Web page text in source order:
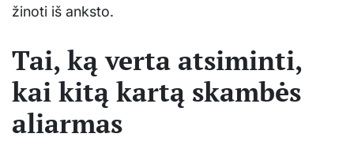
žinoti iš anksto.
Tai, ką verta atsiminti,
kai kitą kartą skambės
aliarmas